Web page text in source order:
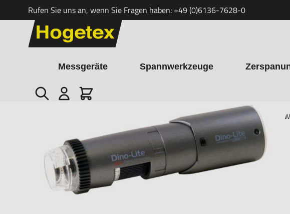
Rufen Sie uns an, wenn Sie Fragen haben: +49 (0)6136-7628-0
Zum Inhalt springen
Messgeräte Spannwerkzeuge
Suche Cart
Digitalmikroskop Dino-Lite WF4115ZTL, LWD, Wireless, Edge mit USB und